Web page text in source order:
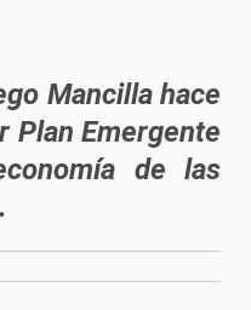
Mancilla hace
Plan Emergente
de las